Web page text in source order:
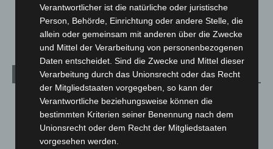
Anklage nach Abschaltung von „Archetyp Market“ erhoben
3. August 2026
Kategorien
Blaulicht
Corona-News
Hannover und Region
Verantwortlicher ist die natürliche oder juristische
Person, Behörde, Einrichtung oder andere Stelle, die
allein oder gemeinsam mit anderen über die Zwecke
und Mittel der Verarbeitung von personenbezogenen
Daten entscheidet. Sind die Zwecke und Mittel dieser
Verarbeitung durch das Unionsrecht oder das Recht
der Mitgliedstaaten vorgegeben, so kann der
Verantwortliche beziehungsweise können die
bestimmten Kriterien seiner Benennung nach dem
Unionsrecht oder dem Recht der Mitgliedstaaten
vorgesehen werden.